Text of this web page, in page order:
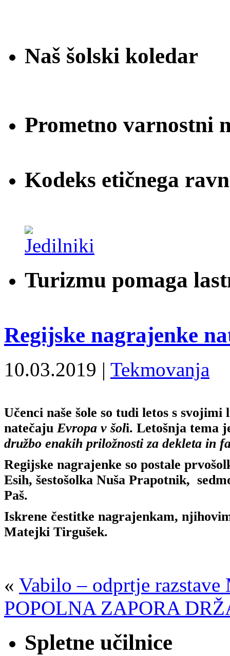
Naš šolski koledar
Prometno varnostni
Kodeks etičnega
Turizmu pomaga
Regijske nagrajenke
10.03.2019 | Tekmovanja
Učenci naše šole so tudi letos s
natečajuEvropa v šoli. Letošnja tema
družbo enakih priložnosti za dekleta in
Regijske nagrajenke so postale
Esih, šestošolka Nuša Prapotnik,
Paš.
Iskrene čestitke nagrajenkam,
Matejki Tirgušek.
« Vabilo – odprtje
POPOLNA ZAPORA
Spletne učilnice